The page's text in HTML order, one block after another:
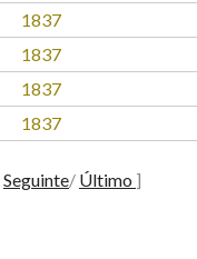
1837
1837
1837
1837
Seguinte/ Último ]